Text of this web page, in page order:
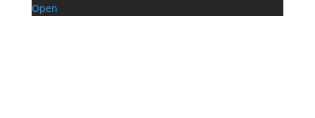
Open